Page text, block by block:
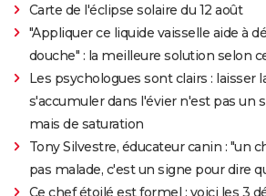
Carte de l'éclipse solaire du 12 août
"Appliquer ce liquide vaisselle aide à
douche" : la meilleure solution selon
Les psychologues sont clairs : laisser
s'accumuler dans l'évier n'est pas un
mais de saturation
Tony Silvestre, éducateur canin : "un
pas malade, c'est un signe pour dire
Ce chef étoilé est formel : voici les 3